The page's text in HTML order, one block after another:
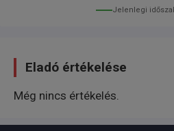
Ide na ime kupca tj. Plaćena
AUTO-MOTO SAVEZA...
registracija koju završava
Jelenlegi
Eladó értékelése
Még nincs értékelés.